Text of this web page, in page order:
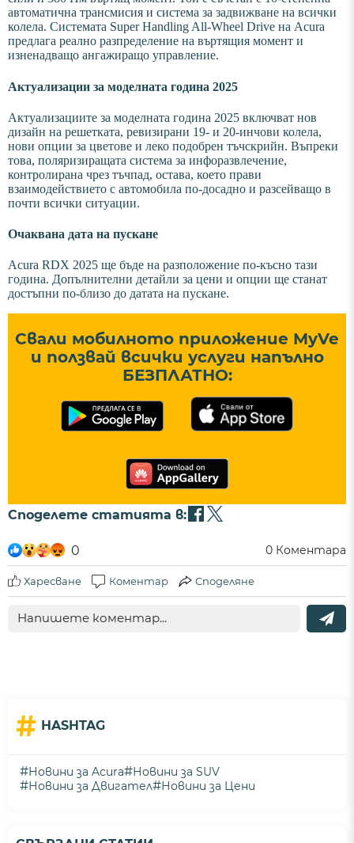
автоматична трансмисия и система за задвижване на всички
колела. Системата Super Handling All-Wheel Drive на Acura
предлага реално разпределение на въртящия момент и
изненадващо ангажиращо управление.
Актуализации за моделната година 2025
Актуализациите за моделната година 2025 включват нов
дизайн на решетката, ревизирани 19- и 20-инчови колела,
нови опции за цветове и леко подобрен тъчскрийн. Въпреки
това, поляризиращата система за инфоразвлечение,
контролирана чрез тъчпад, остава, което прави
взаимодействието с автомобила по-досадно и разсейващо в
почти всички ситуации.
Очаквана дата на пускане
Acura RDX 2025 ще бъде на разположение по-късно тази
година. Допълнителни детайли за цени и опции ще станат
достъпни по-близо до датата на пускане.
Свали мобилното приложение MyVe
и ползвай всички услуги напълно
БЕЗПЛАТНО:
Споделете статията в:
0 0 Коментара
Харесване Коментар Споделяне
# HASHTAG
#Новини за Acura#Новини за SUV
#Новини за Двигател#Новини за Цени